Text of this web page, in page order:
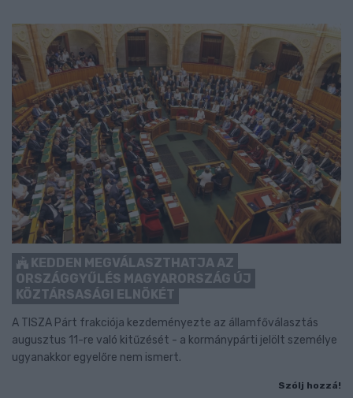
KEDDEN MEGVÁLASZTHATJA AZ
ORSZÁGGYŰLÉS MAGYARORSZÁG ÚJ
KÖZTÁRSASÁGI ELNÖKÉT
A TISZA Párt frakciója kezdeményezte az államfőválasztás
augusztus 11-re való kitűzését - a kormánypárti jelölt személye
ugyanakkor egyelőre nem ismert.
Szólj hozzá!